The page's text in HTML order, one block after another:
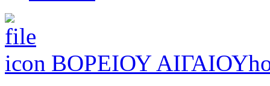
ΒΟΡΕΙΟΥ ΑΙΓΑΙΟΥ